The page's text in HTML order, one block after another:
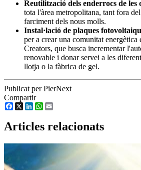
Reutilització dels enderrocs de les
tota l'àrea metropolitana, tant fora
farciment dels nous molls.
Instal·lació de plaques
per a crear una comunitat
Creators, que busca incrementar
renovable i donar servei a les
llotja o la fàbrica de gel.
Publicat per PierNext
Compartir
Facebook
X LinkedInWhatsApp
Articles relacionats